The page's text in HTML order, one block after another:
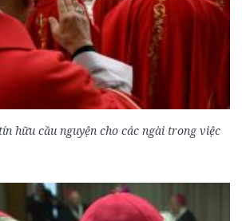
hữu cầu nguyện cho các ngài trong việc